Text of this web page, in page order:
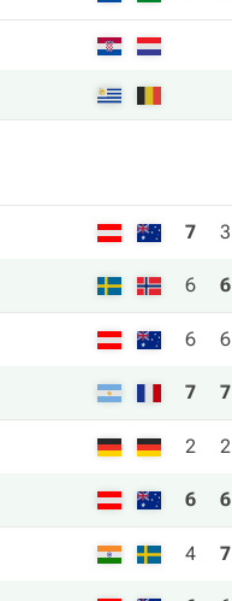
7 3
6 6
6 6
7 7
2 2
6 6
4 7